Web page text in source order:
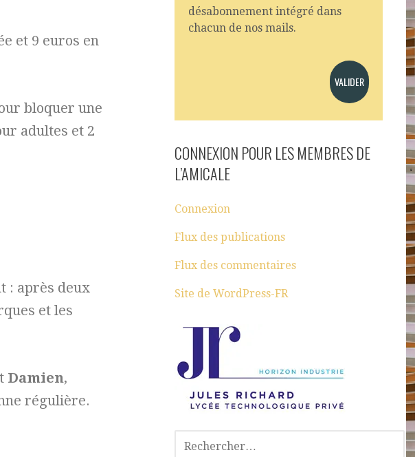
et 9 euros en
bloquer une
adultes et 2
: après deux
et les
Damien,
régulière.
désabonnement intégré dans
chacun de nos mails.
CONNEXION POUR LES MEMBRES DE
L’AMICALE
Connexion
Flux des publications
Flux des commentaires
Site de WordPress-FR